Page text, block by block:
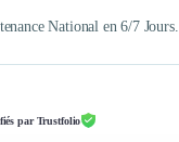
National en 6/7 Jours.
par Trustfolio